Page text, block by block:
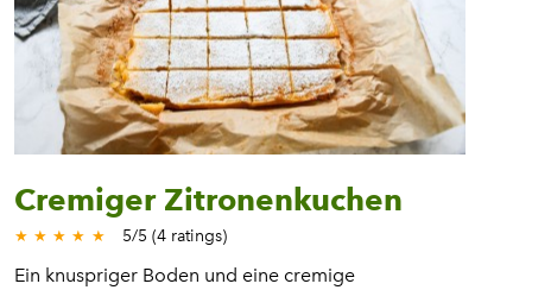
Cremiger Zitronenkuchen
★ ★ ★ ★ ★ 5/5 (4ratings)
Ein knuspriger Boden und eine cremige